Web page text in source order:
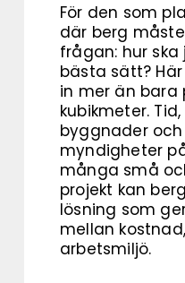
För den som
där berg
frågan: hur
bästa sätt?
in mer än bara
kubikmeter.
byggnader
myndigheter
många små
projekt kan
lösning som
mellan
arbetsmiljö.